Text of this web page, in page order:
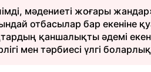
мәдениеті жоғары
отбасылар бар екеніне
қаншалықты әдемі
мен тәрбиесі үлгі